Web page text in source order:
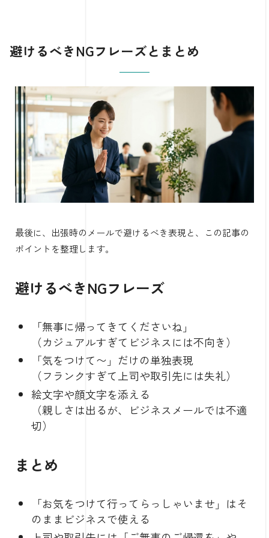
避けるべきNGフレーズとまとめ
最後に、出張時のメールで避けるべき表現と、この記事の
ポイントを整理します。
避けるべきNGフレーズ
「無事に帰ってきてくださいね」
（カジュアルすぎてビジネスには不向き）
「気をつけて〜」だけの単独表現
（フランクすぎて上司や取引先には失礼）
絵文字や顔文字を添える
（親しさは出るが、ビジネスメールでは不適
切）
まとめ
「お気をつけて行ってらっしゃいませ」はそ
のままビジネスで使える